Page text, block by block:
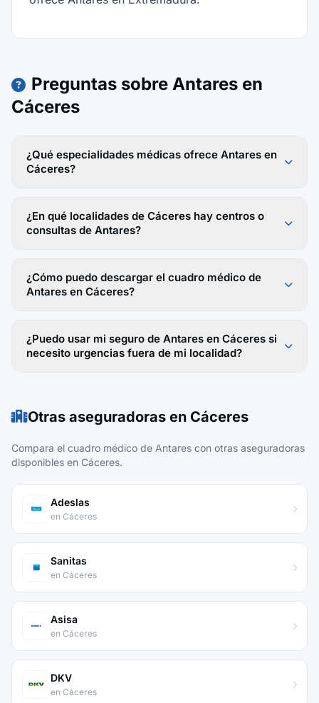
Preguntas sobre Antares en
Cáceres
¿Qué especialidades médicas ofrece Antares en
Cáceres?
¿En qué localidades de Cáceres hay centros o
consultas de Antares?
¿Cómo puedo descargar el cuadro médico de
Antares en Cáceres?
¿Puedo usar mi seguro de Antares en Cáceres si
necesito urgencias fuera de mi localidad?
Otras aseguradoras en Cáceres
Compara el cuadro médico de Antares con otras aseguradoras
disponibles en Cáceres.
Adeslas
en Cáceres
Sanitas
en Cáceres
Asisa
en Cáceres
DKV
en Cáceres